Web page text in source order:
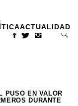
ACTUALIDAD
PUSO EN VALOR
DURANTE